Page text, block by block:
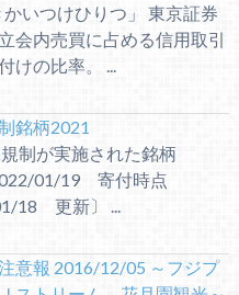
かいつけひりつ」 東京証券
会内売買に占める信用取引
けの比率。 ...
銘柄2021
規制が実施された銘柄
01/19 寄付時点
18 更新〕 ...
意報 2016/12/05 ～フジプ